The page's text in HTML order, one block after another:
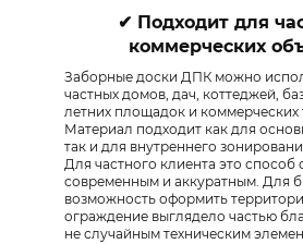
✔ Подходит для
коммерческих
Заборные доски ДПК можно
частных домов, дач, коттеджей,
летних площадок и коммерческих
Материал подходит как для
так и для внутреннего
Для частного клиента это способ
современным и аккуратным. Для
возможность оформить
ограждение выглядело частью
не случайным техническим